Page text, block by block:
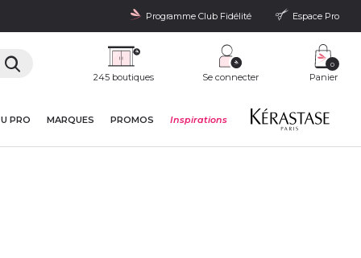
Programme Club Fidélité Espace Pro
245 boutiques Se connecter Panier
0
PRO MARQUES PROMOS Inspirations